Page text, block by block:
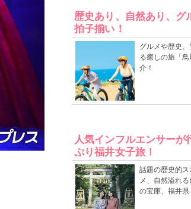
歴史あり、自然あり、グ
拍子揃い！
グルメや歴史
る癒しの旅「
介！
人気インフルエンサーが
ぷり福井女子旅！
話題の歴史的
メ、自然溢れ
の宝庫、福井県